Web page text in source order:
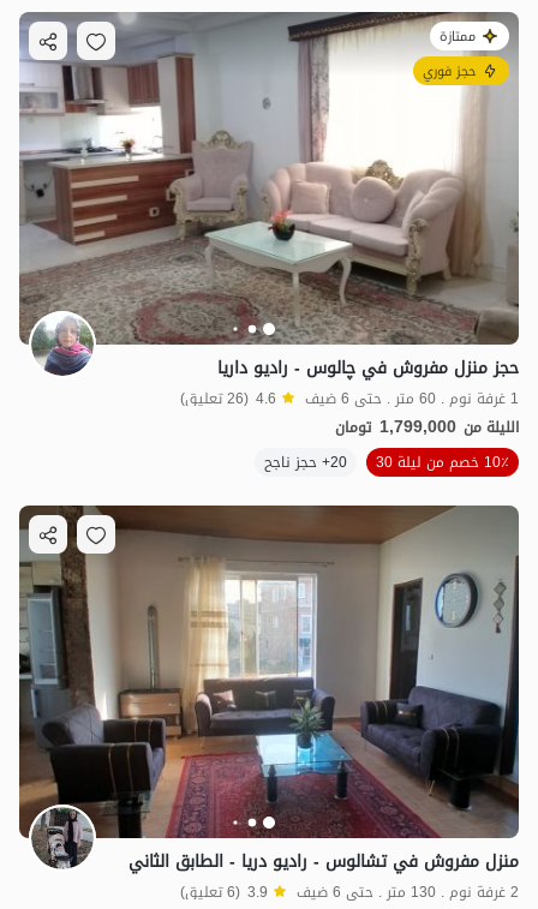
1.8
ممتازة
حجز فوري
حجز منزل مفروش في چالوس - راديو داريا
1 غرفة نوم . 60 متر . حتى 6 ضيف 4.6 (26 تعليق)
الليلة من 1,799,000 تومان
10٪ خصم من ليلة 30
20+ حجز ناجح
منزل مفروش في تشالوس - راديو دريا - الطابق الثاني
2 غرفة نوم . 130 متر . حتى 6 ضيف 3.9 (6 تعليق)